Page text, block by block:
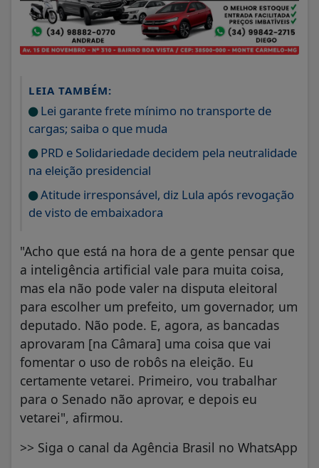
LEIA TAMBÉM:
Lei garante frete mínimo no transporte de
cargas; saiba o que muda
PRD e Solidariedade decidem pela neutralidade
na eleição presidencial
Atitude irresponsável, diz Lula após revogação
de visto de embaixadora
"Acho que está na hora de a gente pensar que
a inteligência artificial vale para muita coisa,
mas ela não pode valer na disputa eleitoral
para escolher um prefeito, um governador, um
deputado. Não pode. E, agora, as bancadas
aprovaram [na Câmara] uma coisa que vai
fomentar o uso de robôs na eleição. Eu
certamente vetarei. Primeiro, vou trabalhar
para o Senado não aprovar, e depois eu
vetarei", afirmou.
>> Siga o canal da Agência Brasil no WhatsApp